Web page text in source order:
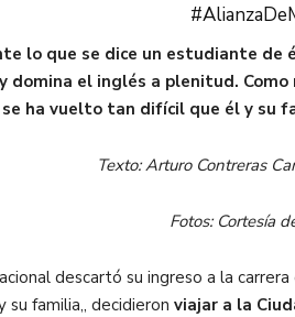
lo que se dice un estudiante
domina el inglés a plenitud.
ha vuelto tan difícil que él y su
Texto: Arturo Contreras
Fotos: Cortesía
descartó su ingreso a la
familia,, decidieron viajar a la